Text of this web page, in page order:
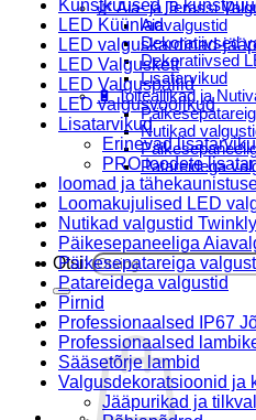
🌿 Aia- ja Terassi
Aiavalgustid
Dekoratiivsed
Dekoratiivsed
Lisatarvikud
🔋 Toiteallikad ja
Nutikad
Patareidega
Päikeselaternad Lumiz
Valguskettide paigaldus
Blogi
Otsi:
Kunstkuused ja
LED Küünlad
LED valguskardinad-
LED Valguskett
LED Valguspallid
LED valgusvoolikud
Lisatarvikud
Erinevad
PRO toodete
loomad ja
Loomakujulised LED
Nutikad valgustid Twinkly
Päikesepaneeliga
Päikesepatareiga
Patareidega valgustid
Pirnid
Professionaalsed IP67
Professionaalsed
Sääsetõrje lambid
Valgusdekoratsioonid ja
Jääpurikad ja